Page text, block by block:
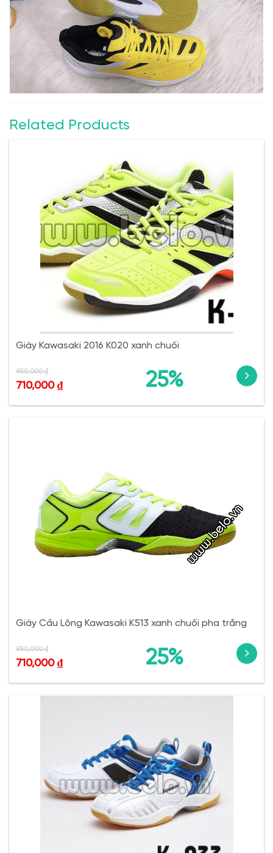
Related Products
Giày Kawasaki 2016 K020 xanh chuối
25%
950,000₫
710,000 ₫
Giày Cầu Lông Kawasaki K513 xanh chuối pha trắng
25%
950,000₫
710,000 ₫